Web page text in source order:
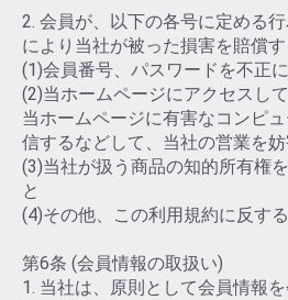
2. 会員が、以下の各号に定める
により当社が被った損害を賠償す
(1)会員番号、パスワードを不正
(2)当ホームページにアクセスし
当ホームページに有害なコンピ
信するなどして、当社の営業を
(3)当社が扱う商品の知的所有権
と
(4)その他、この利用規約に反す
第6条 (会員情報の取扱い)
1. 当社は、原則として会員情報